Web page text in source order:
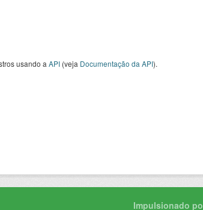
usando a API (veja Documentação da API).
Impulsionado